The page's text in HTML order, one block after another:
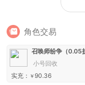
角色交易
小号回收
实充： ￥90.36